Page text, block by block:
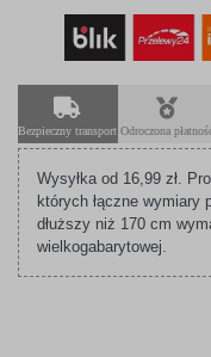
Bezpieczny transport Odroczona
Wysyłka od 16,99 zł.
których łączne wymiary
dłuższy niż 170 cm
wielkogabarytowej.